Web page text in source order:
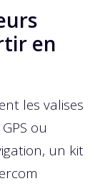
en
les valises
ou
un kit